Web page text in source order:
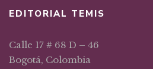
EDITORIAL TEMIS
Calle 17 # 68 D – 46
Bogotá, Colombia